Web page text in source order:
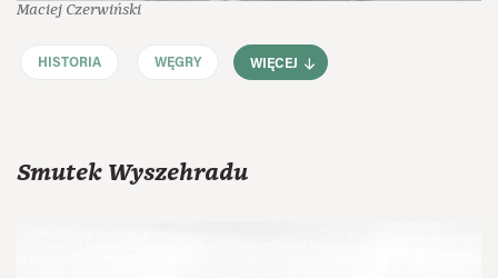
Maciej Czerwiński
HISTORIA WĘGRY WIĘCEJ
Smutek Wyszehradu